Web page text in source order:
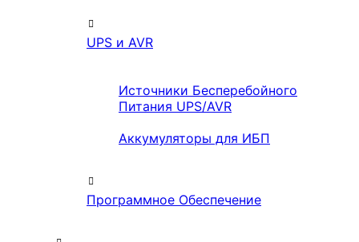
UPS и AVR
Источники Бесперебойного
Питания UPS/AVR
Аккумуляторы для ИБП
Программное Обеспечение